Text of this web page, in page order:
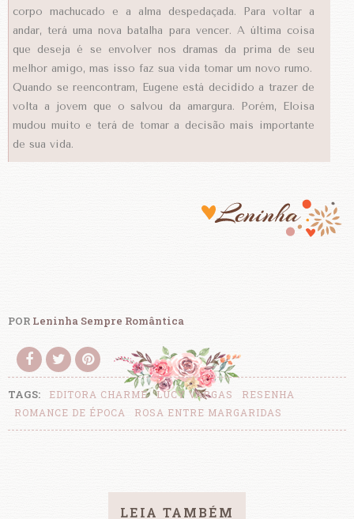
corpo machucado e a alma despedaçada. Para voltar a
andar, terá uma nova batalha para vencer. A última coisa
que deseja é se envolver nos dramas da prima de seu
melhor amigo, mas isso faz sua vida tomar um novo rumo.
Quando se reencontram, Eugene está decidido a trazer de
volta a jovem que o salvou da amargura. Porém, Eloisa
mudou muito e terá de tomar a decisão mais importante
de sua vida.
POR Leninha Sempre Romântica
TAGS: EDITORA CHARME LUCY VARGAS
RESENHA
ROMANCE DE ÉPOCA
ROSA ENTRE MARGARIDAS
LEIA TAMBÉM